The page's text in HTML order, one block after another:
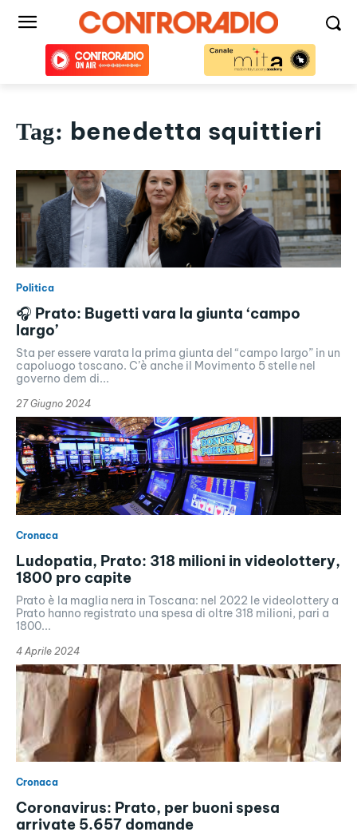
Tag: benedetta squittieri
Politica
🎧 Prato: Bugetti vara la giunta ‘campo
largo’
Sta per essere varata la prima giunta del “campo largo” in un
capoluogo toscano. C’è anche il Movimento 5 stelle nel
governo dem di...
27 Giugno 2024
Cronaca
Ludopatia, Prato: 318 milioni in videolottery,
1800 pro capite
Prato è la maglia nera in Toscana: nel 2022 le videolottery a
Prato hanno registrato una spesa di oltre 318 milioni, pari a
1800...
4 Aprile 2024
Cronaca
Coronavirus: Prato, per buoni spesa
arrivate 5.657 domande